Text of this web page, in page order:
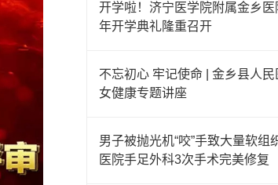
开学啦！济宁医学院附属金乡
年开学典礼隆重召开
不忘初心 牢记使命 | 金乡县人民
女健康专题讲座
男子被抛光机“咬”手致大量软组
医院手足外科3次手术完美修复